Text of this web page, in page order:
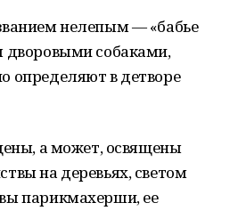
нелепым — «бабье
дворовыми собаками,
определяют в детворе
а может, освящены
на деревьях, светом
парикмахерши, ее